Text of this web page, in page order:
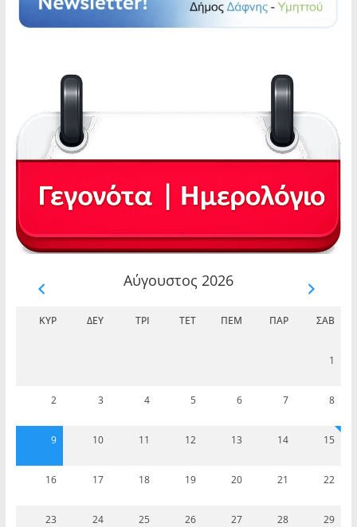
Αύγουστος 2026
ΚΥΡ ΔΕΥ ΤΡΊ ΤΕΤ ΠΈΜ ΠΑΡ ΣΆΒ
1
2 3 4 5 6 7 8
9 10 11 12 13 14 15
16 17 18 19 20 21 22
23 24 25 26 27 28 29